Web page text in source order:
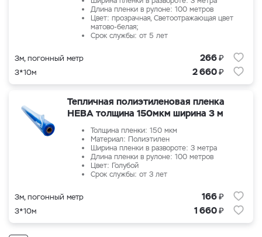
Длина пленки в рулоне: 100 метров
Цвет: прозрачная, Светоотражающая цвет
матово-белая;
Срок службы: от 5 лет
3м, погонный метр 266₽
3*10м 2 660₽
Тепличная полиэтиленовая пленка
НЕВА толщина 150мкм ширина 3 м
Толщина пленки: 150 мкм
Материал: Полиэтилен
Ширина пленки в развороте: 3 метра
Длина пленки в рулоне: 100 метров
Цвет: Голубой
Срок службы: от 3 лет
3м, погонный метр 166₽
3*10м 1 660₽